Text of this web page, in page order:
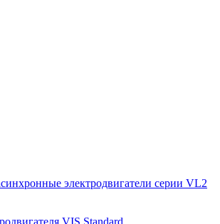
электродвигатели серии VL2